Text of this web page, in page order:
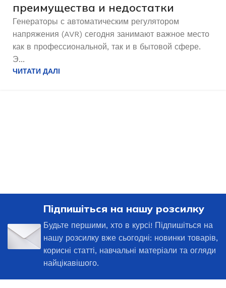
преимущества и недостатки
Генераторы с автоматическим регулятором
напряжения (AVR) сегодня занимают важное место
как в профессиональной, так и в бытовой сфере.
Э...
ЧИТАТИ ДАЛІ
Підпишіться на нашу розсилку
Будьте першими, хто в курсі! Підпишіться на
нашу розсилку вже сьогодні: новинки товарів,
корисні статті, навчальні матеріали та огляди
найцікавішого.